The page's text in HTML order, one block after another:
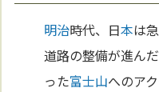
明治時代、日本は
道路の整備が進ん
った富士山へのア